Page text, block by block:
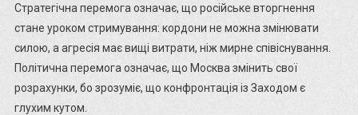
Стратегічна перемога означає, що російське вторгнення
стане уроком стримування: кордони не можна змінювати
силою, а агресія має вищі витрати, ніж мирне співіснування.
Політична перемога означає, що Москва змінить свої
розрахунки, бо зрозуміє, що конфронтація із Заходом є
глухим кутом.